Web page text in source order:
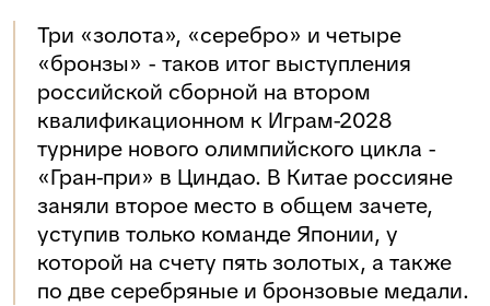
Три «золота», «серебро» и четыре
«бронзы» - таков итог выступления
российской сборной на втором
квалификационном к Играм-2028
турнире нового олимпийского цикла -
«Гран-при» в Циндао. В Китае россияне
заняли второе место в общем зачете,
уступив только команде Японии, у
которой на счету пять золотых, а также
по две серебряные и бронзовые медали.